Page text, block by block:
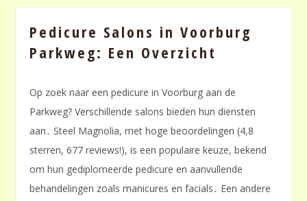
Pedicure Salons in Voorburg
Parkweg: Een Overzicht
Op zoek naar een pedicure in Voorburg aan de
Parkweg? Verschillende salons bieden hun diensten
aan․ Steel Magnolia, met hoge beoordelingen (4,8
sterren, 677 reviews!), is een populaire keuze, bekend
om hun gediplomeerde pedicure en aanvullende
behandelingen zoals manicures en facials․ Een andere